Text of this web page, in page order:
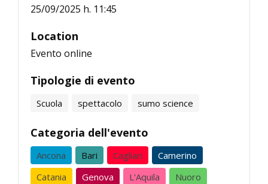
25/09/2025 h. 11:45
Location
Evento online
Tipologie di evento
Scuola spettacolo sumo science
Categoria dell'evento
Ancona Bari Cagliari
Camerino
Catania
Genova L'Aquila
Nuoro